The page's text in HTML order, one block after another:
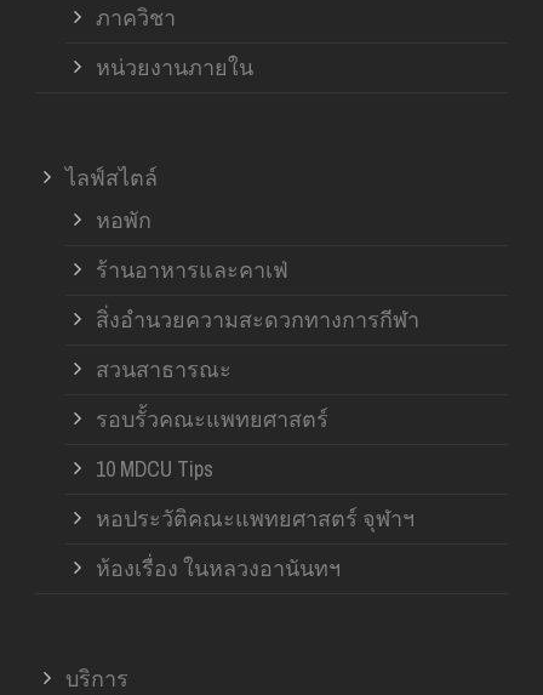
ภาควิชา
หน่วยงานภายใน
ไลฟ์สไตล์
หอพัก
ร้านอาหารและคาเฟ่
สิ่งอำนวยความสะดวกทางการกีฬา
สวนสาธารณะ
รอบรั้วคณะแพทยศาสตร์
10 MDCU Tips
หอประวัติคณะแพทยศาสตร์ จุฬาฯ
ห้องเรื่อง ในหลวงอานันทฯ
บริการ